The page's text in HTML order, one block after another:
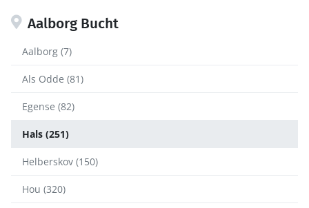
Aalborg Bucht
Aalborg (7)
Als Odde (81)
Egense (82)
Hals (251)
Helberskov (150)
Hou (320)